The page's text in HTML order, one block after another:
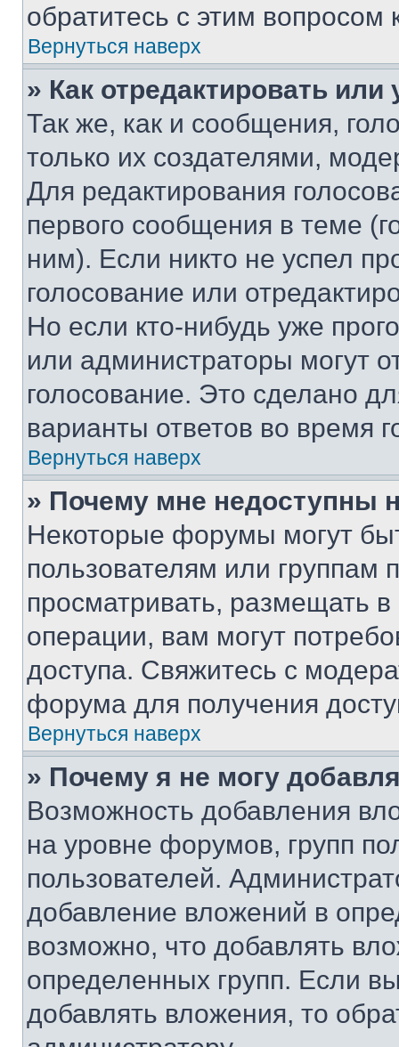
обратитесь с этим вопросом
Вернуться наверх
» Как отредактировать
Так же, как и сообщения,
только их создателями,
Для редактирования
первого сообщения в теме
ним). Если никто не успел
голосование или
Но если кто-нибудь уже
или администраторы могут
голосование. Это сделано
варианты ответов во время
Вернуться наверх
» Почему мне недоступны
Некоторые форумы могут
пользователям или группам
просматривать, размещать
операции, вам могут
доступа. Свяжитесь с
форума для получения
Вернуться наверх
» Почему я не могу
Возможность добавления
на уровне форумов, групп
пользователей.
добавление вложений в
возможно, что добавлять
определенных групп. Если
добавлять вложения, то